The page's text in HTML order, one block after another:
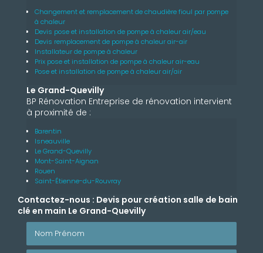
Changement et remplacement de chaudière fioul par pompe
à chaleur
Devis pose et installation de pompe à chaleur air/eau
Devis remplacement de pompe à chaleur air-air
Installateur de pompe à chaleur
Prix pose et installation de pompe à chaleur air-eau
Pose et installation de pompe à chaleur air/air
Le Grand-Quevilly
BP Rénovation Entreprise de rénovation intervient
à proximité de :
Barentin
Isneauville
Le Grand-Quevilly
Mont-Saint-Aignan
Rouen
Saint-Étienne-du-Rouvray
Contactez-nous : Devis pour création salle de bain
clé en main Le Grand-Quevilly
Nom Prénom